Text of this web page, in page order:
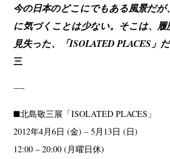
今の日本のどこにでもある風景だ
に気づくことは少ない。そこは、履
見失った、「ISOLATED PLACES」
三
—-
■北島敬三展「ISOLATED PLACES」
2012年4月6日 (金) – 5月13日 (日)
12:00 – 20:00 (月曜日休)